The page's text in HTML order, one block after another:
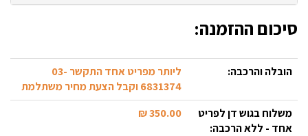
סיכום ההזמנה:
הובלה והרכבה:
ליותר מפריט אחד התקשר 03-
6831374 וקבל הצעת מחיר משתלמת
משלוח בגוש דן לפריט
אחד - ללא הרכבה:
350.00 ₪